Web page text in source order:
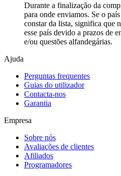
Durante a finalização da
para onde enviamos. Se o
constar da lista, significa que
esse país devido a prazos de
e/ou questões alfandegárias.
Ajuda
Perguntas frequentes
Guias do utilizador
Contacta-nos
Garantia
Empresa
Sobre nós
Avaliações de clientes
Afiliados
Programadores